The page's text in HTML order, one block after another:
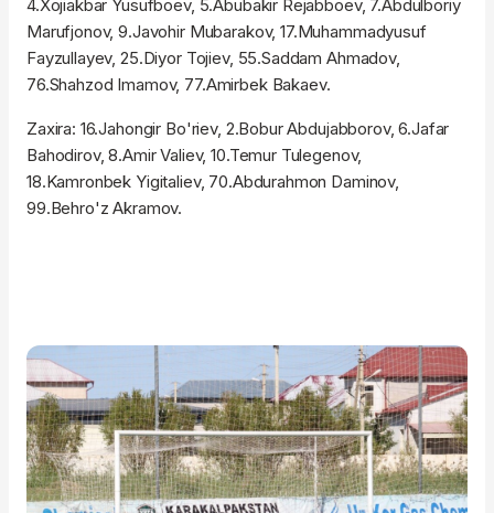
4.Xojiakbar Yusufboev, 5.Abubakir Rejabboev, 7.Abdulboriy
Marufjonov, 9.Javohir Mubarakov, 17.Muhammadyusuf
Fayzullayev, 25.Diyor Tojiev, 55.Saddam Ahmadov,
76.Shahzod Imamov, 77.Amirbek Bakaev.
Zaxira: 16.Jahongir Bo'riev, 2.Bobur Abdujabborov, 6.Jafar
Bahodirov, 8.Amir Valiev, 10.Temur Tulegenov,
18.Kamronbek Yigitaliev, 70.Abdurahmon Daminov,
99.Behro'z Akramov.